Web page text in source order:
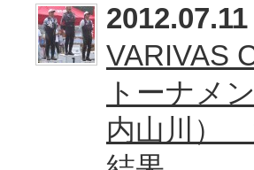
2012.07.11
VARIVAS
トーナメ
内山川）